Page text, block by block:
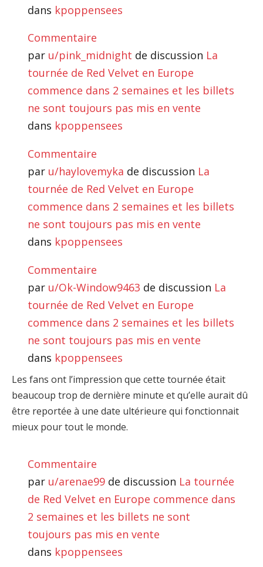
dans kpoppensees
Commentaire
par u/pink_midnight de discussion La
tournée de Red Velvet en Europe
commence dans 2 semaines et les billets
ne sont toujours pas mis en vente
dans kpoppensees
Commentaire
par u/haylovemyka de discussion La
tournée de Red Velvet en Europe
commence dans 2 semaines et les billets
ne sont toujours pas mis en vente
dans kpoppensees
Commentaire
par u/Ok-Window9463 de discussion La
tournée de Red Velvet en Europe
commence dans 2 semaines et les billets
ne sont toujours pas mis en vente
dans kpoppensees
Les fans ont l’impression que cette tournée était
beaucoup trop de dernière minute et qu’elle aurait dû
être reportée à une date ultérieure qui fonctionnait
mieux pour tout le monde.
Commentaire
par u/arenae99de discussion La tournée
de Red Velvet en Europe commence dans
2 semaines et les billets ne sont
toujours pas mis en vente
dans kpoppensees